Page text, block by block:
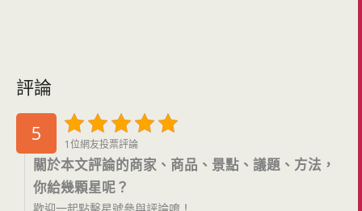
評論
5 1位網友投票評論
關於本文評論的商家、商品、景點、議題、方法，
你給幾顆星呢？